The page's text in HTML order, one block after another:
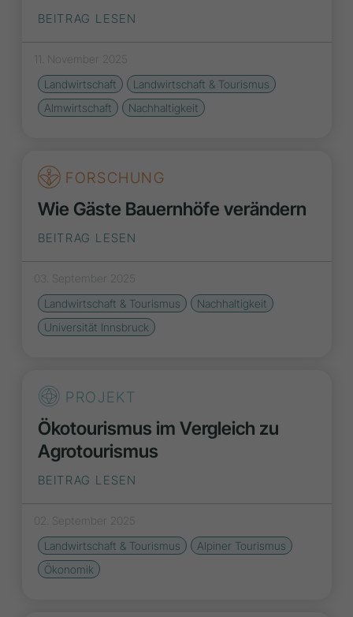
BEITRAG LESEN
11. November 2025
Landwirtschaft
Landwirtschaft & Tourismus
Almwirtschaft
Nachhaltigkeit
FORSCHUNG
Wie Gäste Bauernhöfe verändern
BEITRAG LESEN
03. September 2025
Landwirtschaft & Tourismus
Nachhaltigkeit
Universität Innsbruck
PROJEKT
Ökotourismus im Vergleich zu
Agrotourismus
BEITRAG LESEN
02. September 2025
Landwirtschaft & Tourismus
Alpiner Tourismus
Ökonomik